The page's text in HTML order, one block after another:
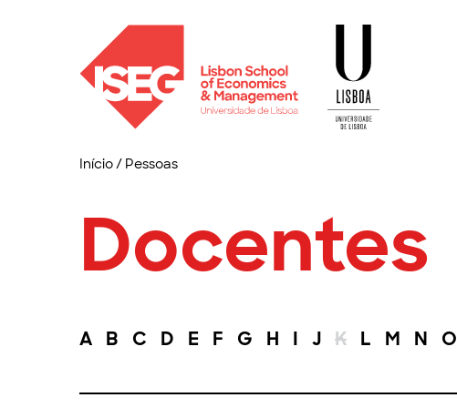
Início/ Pessoas
Docentes
A B C D E F G H I J K L M N O